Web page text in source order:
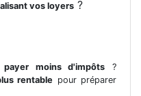
vos loyers ?
payer moins d'impôts ?
rentable pour préparer